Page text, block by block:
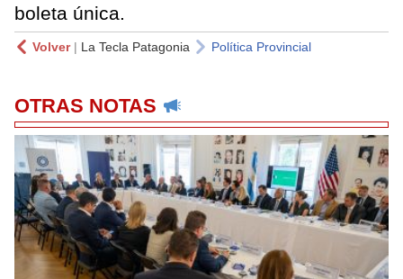
boleta única.
Volver| La Tecla Patagonia Política Provincial
OTRAS NOTAS